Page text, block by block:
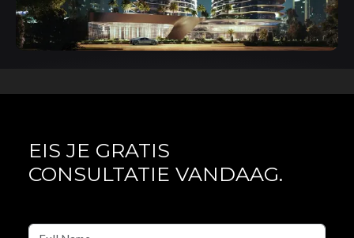
EIS JE GRATIS
CONSULTATIE VANDAAG.